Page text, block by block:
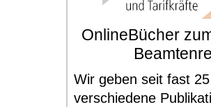
OnlineBücher
Wir geben seit fast
verschiedene